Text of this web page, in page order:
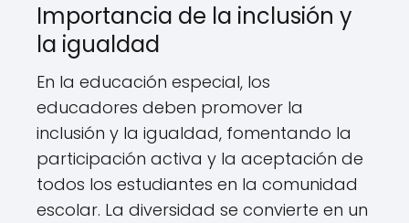
Importancia de la inclusión y
la igualdad
En la educación especial, los
educadores deben promover la
inclusión y la igualdad, fomentando la
participación activa y la aceptación de
todos los estudiantes en la comunidad
escolar. La diversidad se convierte en un